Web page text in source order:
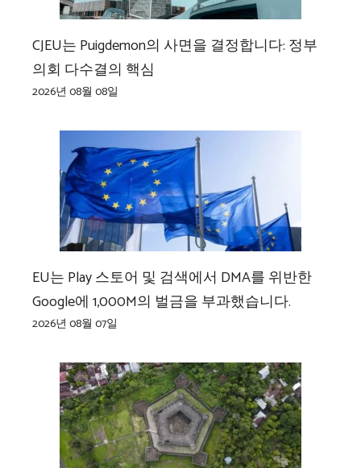
CJEU는 Puigdemon의 사면을 결정합니다: 정부
의회 다수결의 핵심
2026년 08월 08일
EU는 Play 스토어 및 검색에서 DMA를 위반한
Google에 1,000M의 벌금을 부과했습니다.
2026년 08월 07일